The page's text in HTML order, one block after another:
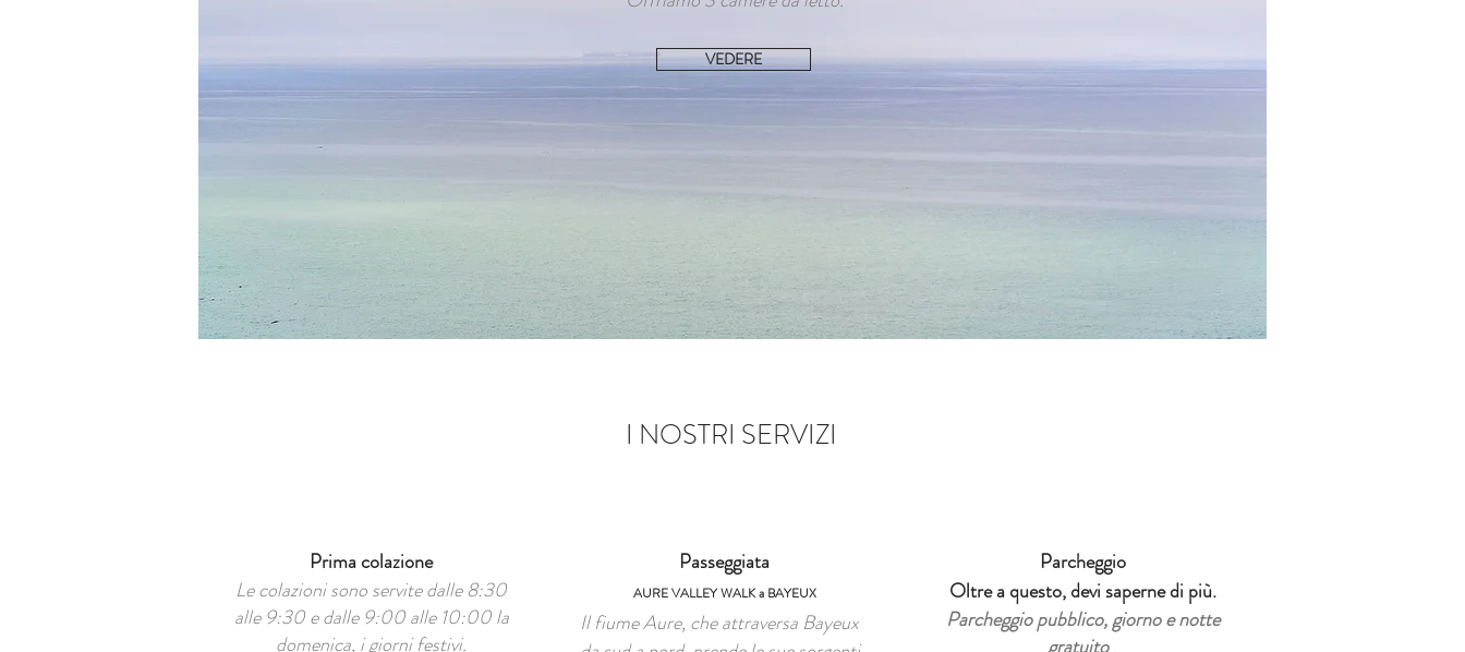
VEDERE
I NOSTRI SERVIZI
Prima colazione
Le colazioni sono servite dalle 8:30
alle 9:30 e dalle 9:00 alle 10:00 la
domenica, i giorni festivi.
Passeggiata
AURE VALLEY WALK a BAYEUX
Il fiume Aure, che attraversa Bayeux
Parcheggio
Oltre a questo, devi saperne di più.
Parcheggio pubblico, giorno e notte